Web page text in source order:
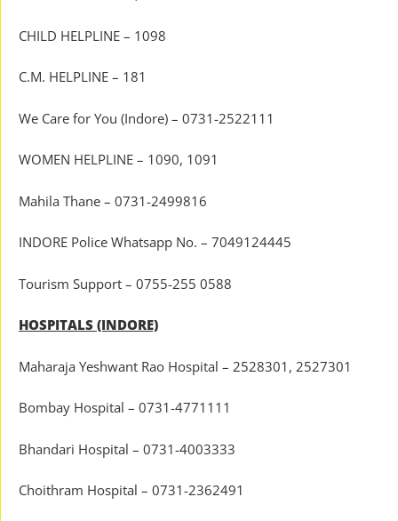
CHILD HELPLINE – 1098
C.M. HELPLINE – 181
We Care for You (Indore) – 0731-2522111
WOMEN HELPLINE – 1090, 1091
Mahila Thane – 0731-2499816
INDORE Police Whatsapp No. – 7049124445
Tourism Support – 0755-255 0588
HOSPITALS (INDORE)
Maharaja Yeshwant Rao Hospital – 2528301, 2527301
Bombay Hospital – 0731-4771111
Bhandari Hospital – 0731-4003333
Choithram Hospital – 0731-2362491